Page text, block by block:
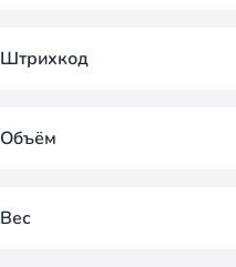
Штрихкод
Объём
Вес